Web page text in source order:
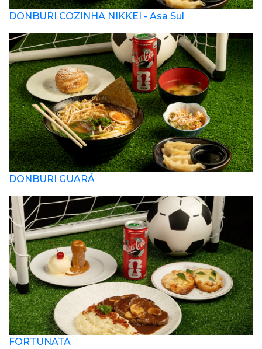
DONBURI COZINHA NIKKEI - Asa Sul
DONBURI GUARÁ
FORTUNATA